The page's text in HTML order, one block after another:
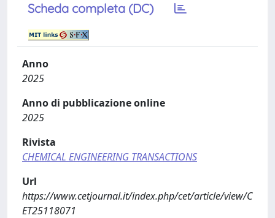
Scheda completa (DC)
Anno
2025
Anno di pubblicazione online
2025
Rivista
CHEMICAL ENGINEERING TRANSACTIONS
Url
https://www.cetjournal.it/index.php/cet/article/view/C
ET25118071